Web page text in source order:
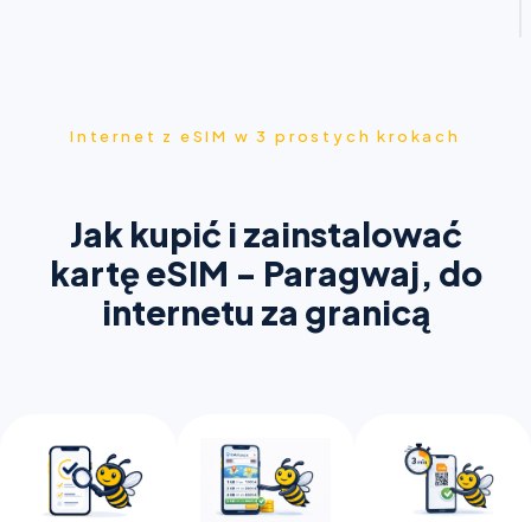
Internet z eSIM w 3 prostych krokach
Jak kupić i zainstalować
kartę eSIM - Paragwaj, do
internetu za granicą